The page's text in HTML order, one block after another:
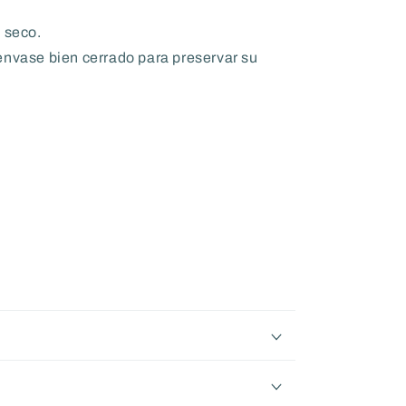
seco.
bien cerrado para preservar su